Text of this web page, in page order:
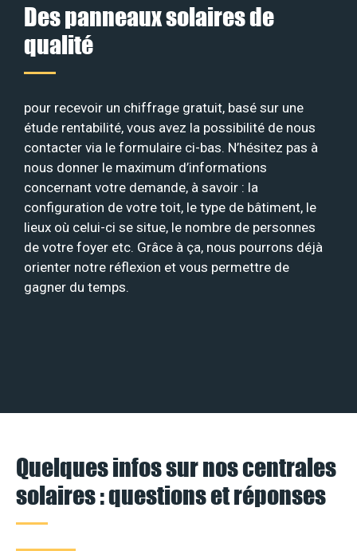
Des panneaux solaires de
qualité
pour recevoir un chiffrage gratuit, basé sur une
étude rentabilité, vous avez la possibilité de nous
contacter via le formulaire ci-bas. N’hésitez pas à
nous donner le maximum d’informations
concernant votre demande, à savoir : la
configuration de votre toit, le type de bâtiment, le
lieux où celui-ci se situe, le nombre de personnes
de votre foyer etc. Grâce à ça, nous pourrons déjà
orienter notre réflexion et vous permettre de
gagner du temps.
Quelques infos sur nos centrales
solaires : questions et réponses